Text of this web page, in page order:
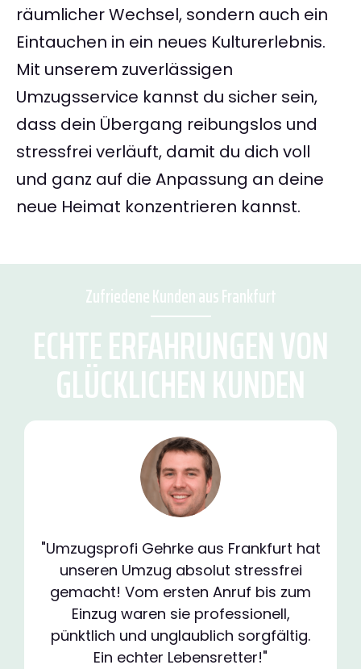
räumlicher Wechsel, sondern auch ein
Eintauchen in ein neues Kulturerlebnis.
Mit unserem zuverlässigen
Umzugsservice kannst du sicher sein,
dass dein Übergang reibungslos und
stressfrei verläuft, damit du dich voll
und ganz auf die Anpassung an deine
neue Heimat konzentrieren kannst.
Zufriedene Kunden aus Frankfurt
ECHTE ERFAHRUNGEN VON
GLÜCKLICHEN KUNDEN
"Umzugsprofi Gehrke aus Frankfurt hat
unseren Umzug absolut stressfrei
gemacht! Vom ersten Anruf bis zum
Einzug waren sie professionell,
pünktlich und unglaublich sorgfältig.
Ein echter Lebensretter!"